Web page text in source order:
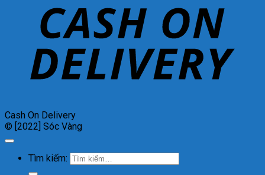
Cash On Delivery
© [2022] Sóc Vàng
Tìm kiếm: